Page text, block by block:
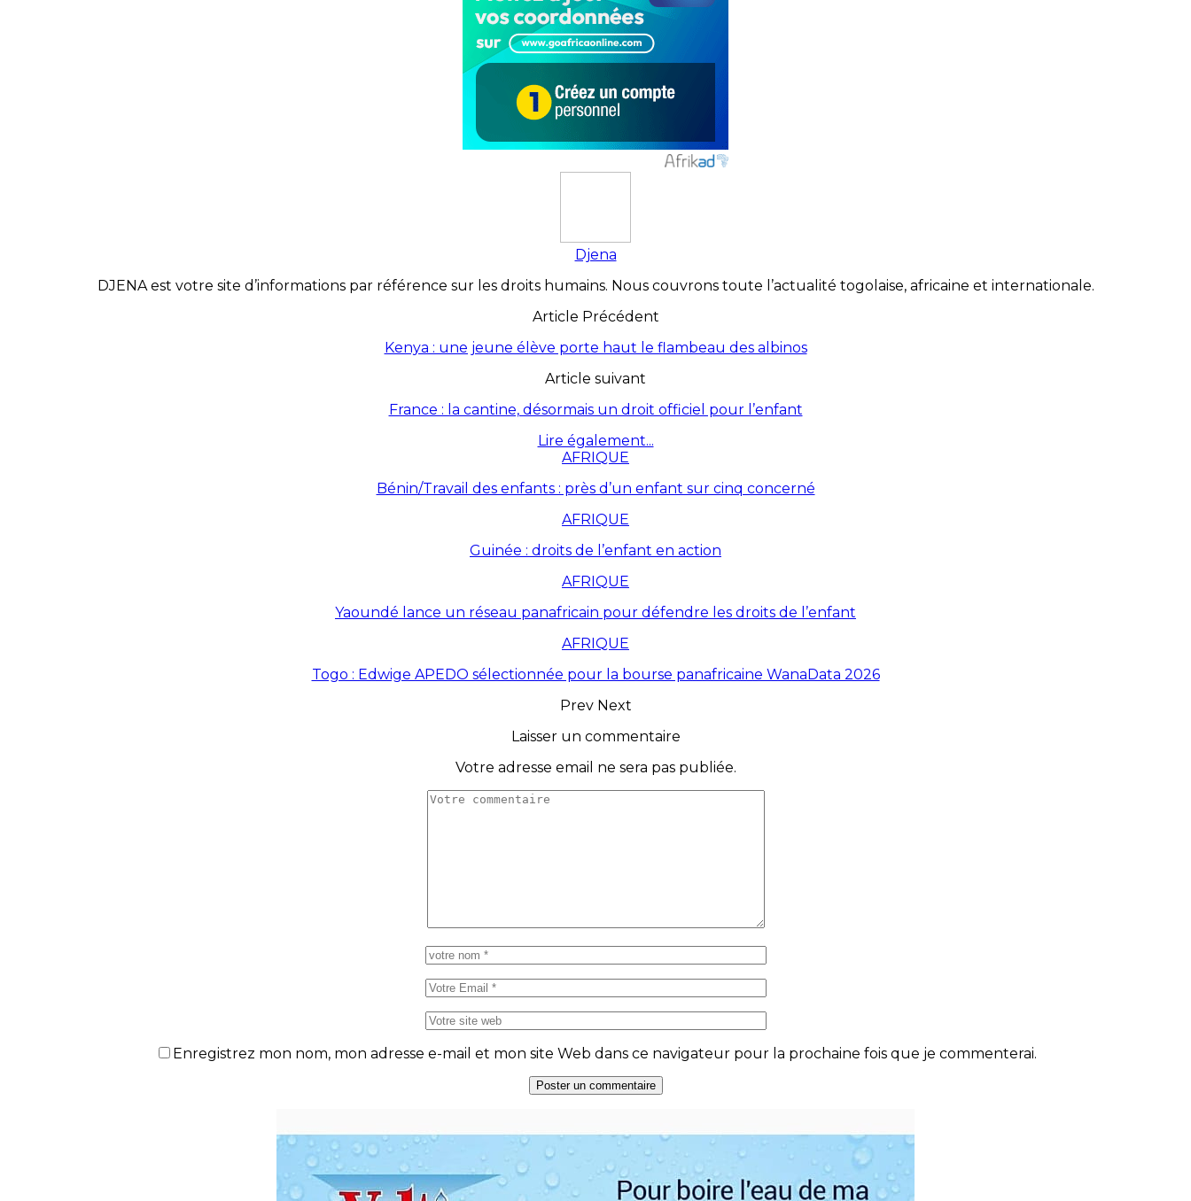
Djena
DJENA est votre site d’informations par référence sur les droits humains. Nous couvrons toute l’actualité togolaise, africaine et internationale.
Article Précédent
Kenya : une jeune élève porte haut le flambeau des albinos
Article suivant
France : la cantine, désormais un droit officiel pour l’enfant
Lire également...
AFRIQUE
Bénin/Travail des enfants : près d’un enfant sur cinq concerné
AFRIQUE
Guinée : droits de l’enfant en action
AFRIQUE
Yaoundé lance un réseau panafricain pour défendre les droits de l’enfant
AFRIQUE
Togo : Edwige APEDO sélectionnée pour la bourse panafricaine WanaData 2026
Prev Next
Laisser un commentaire
Votre adresse email ne sera pas publiée.
Enregistrez mon nom, mon adresse e-mail et mon site Web dans ce navigateur pour la prochaine fois que je commenterai.